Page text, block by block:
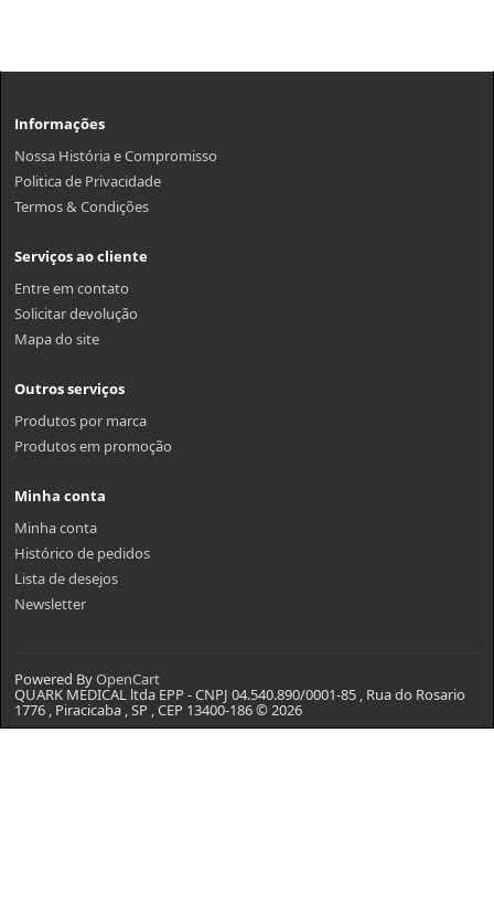
Informações
Nossa História e Compromisso
Politica de Privacidade
Termos & Condições
Serviços ao cliente
Entre em contato
Solicitar devolução
Mapa do site
Outros serviços
Produtos por marca
Produtos em promoção
Minha conta
Minha conta
Histórico de pedidos
Lista de desejos
Newsletter
Powered ByOpenCart
QUARK MEDICAL ltda EPP - CNPJ 04.540.890/0001-85 , Rua do Rosario
1776 , Piracicaba , SP , CEP 13400-186 © 2026